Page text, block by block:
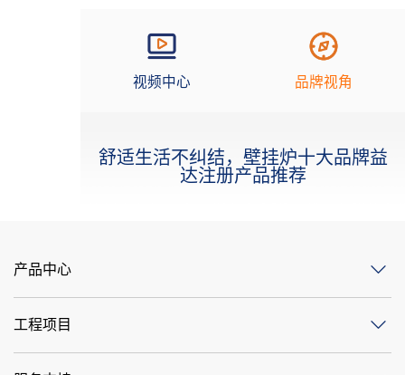
视频中心 品牌视角
舒适生活不纠结，壁挂炉十大品牌益
达注册产品推荐
产品中心
工程项目